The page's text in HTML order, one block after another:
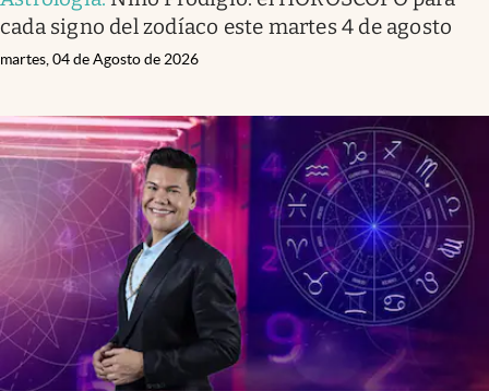
cada signo del zodíaco este martes 4 de agosto
martes, 04 de Agosto de 2026